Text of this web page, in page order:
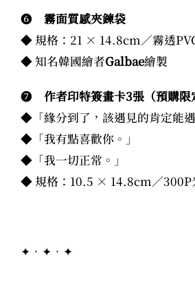
❻ 霧面質感夾鍊袋
◆ 規格：21 × 14.8cm／霧透
◆ 知名韓國繪者Galbae繪製
❼
作者印特簽畫卡3張（預購限
◆「緣分到了，該遇見的肯定能遇
◆「我有點喜歡你。」
◆「我一切正常。」
◆ 規格：10.5 × 14.8cm／300P
✦．✦．✦